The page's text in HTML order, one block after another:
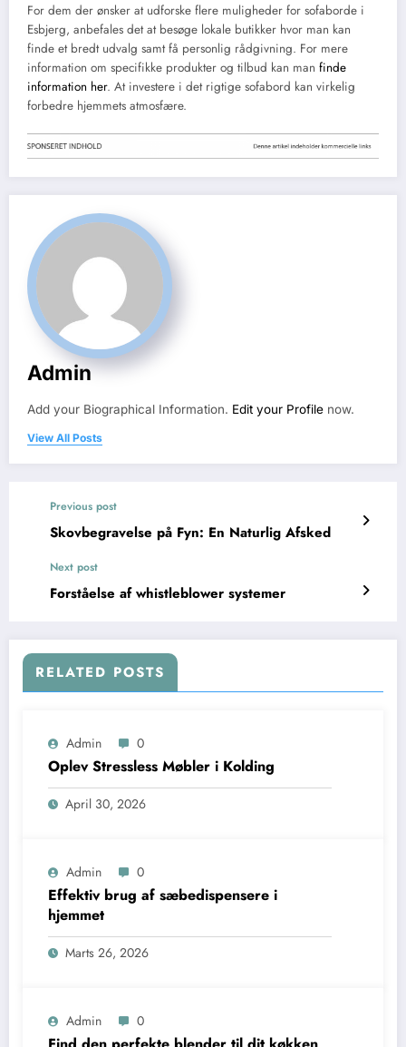
For dem der ønsker at udforske flere muligheder for sofaborde i
Esbjerg, anbefales det at besøge lokale butikker hvor man kan
finde et bredt udvalg samt få personlig rådgivning. For mere
information om specifikke produkter og tilbud kan man finde
information her. At investere i det rigtige sofabord kan virkelig
forbedre hjemmets atmosfære.
Admin
Add your Biographical Information. Edit your Profile now.
View All Posts
Previous post
Skovbegravelse på Fyn: En Naturlig Afsked
Next post
Forståelse af whistleblower systemer
RELATED POSTS
Admin 0
Oplev Stressless Møbler i Kolding
April 30, 2026
Admin 0
Effektiv brug af sæbedispensere i
hjemmet
Marts 26, 2026
Admin 0